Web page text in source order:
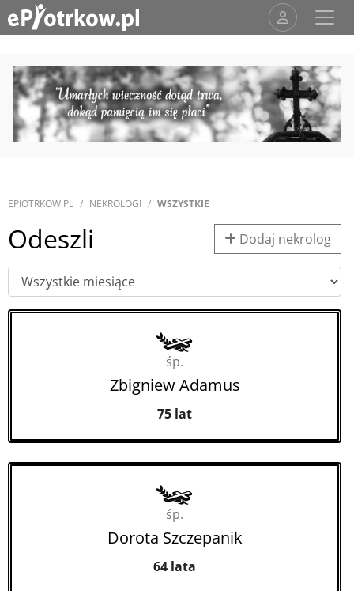
EPIOTRKOW.PL NEKROLOGI WSZYSTKIE
Odeszli Dodaj nekrolog
śp.
Zbigniew Adamus
75 lat
śp.
Dorota Szczepanik
64 lata